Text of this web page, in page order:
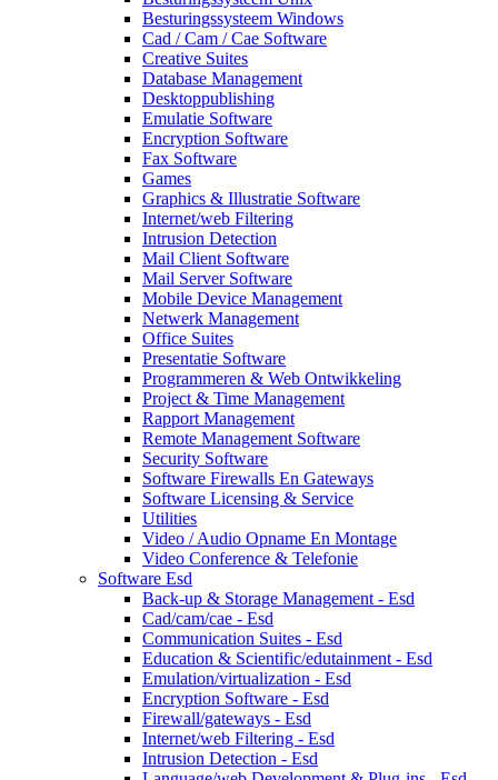
Besturingssysteem Windows
Cad / Cam / Cae Software
Creative Suites
Database Management
Desktoppublishing
Emulatie Software
Encryption Software
Fax Software
Games
Graphics & Illustratie Software
Internet/web Filtering
Intrusion Detection
Mail Client Software
Mail Server Software
Mobile Device Management
Netwerk Management
Office Suites
Presentatie Software
Programmeren & Web Ontwikkeling
Project & Time Management
Rapport Management
Remote Management Software
Security Software
Software Firewalls En Gateways
Software Licensing & Service
Utilities
Video / Audio Opname En Montage
Video Conference & Telefonie
Software Esd
Back-up & Storage Management - Esd
Cad/cam/cae - Esd
Communication Suites - Esd
Education & Scientific/edutainment - Esd
Emulation/virtualization - Esd
Encryption Software - Esd
Firewall/gateways - Esd
Internet/web Filtering - Esd
Intrusion Detection - Esd